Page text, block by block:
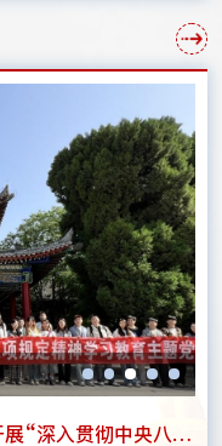
管理学院研究生党支部开展“深入贯彻中央八项规定精神学习教育”主题党日活动